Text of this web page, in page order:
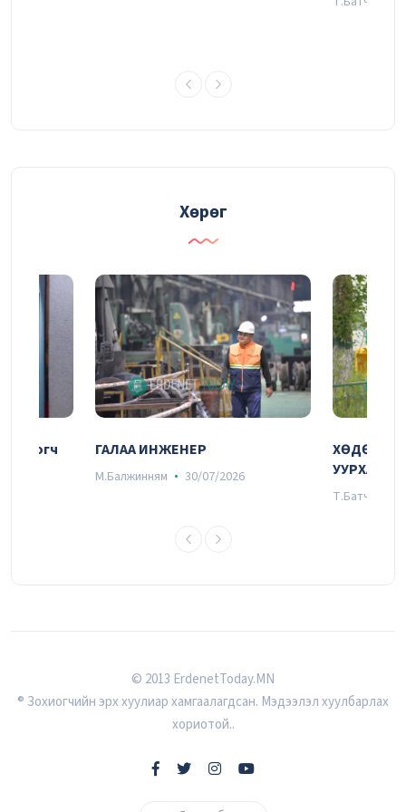
“Эрдэнэт үйлдвэр" ТӨҮГ-ын энэ оны
эхний хагас жилийн үйл ажиллагааны
тайлангийн хурал эхэллээ
29/07/2026
ШӨНИЙН ЭКСКАВАТОРЧИН
29/07/2026
СЭТГЭЛ УЯАТАЙ
Удирдах ажилтны шуурхай зөвлөгөөний
Хөрөг
ГАЛАА ИНЖЕНЕР
М.Балжинням 30/07/2026
Т.Батчулуун
© 2013 ErdenetToday.MN
® Зохиогчийн эрх хуулиар хамгаалагдсан. Мэдээлэл хуулбарлах
хориотой..